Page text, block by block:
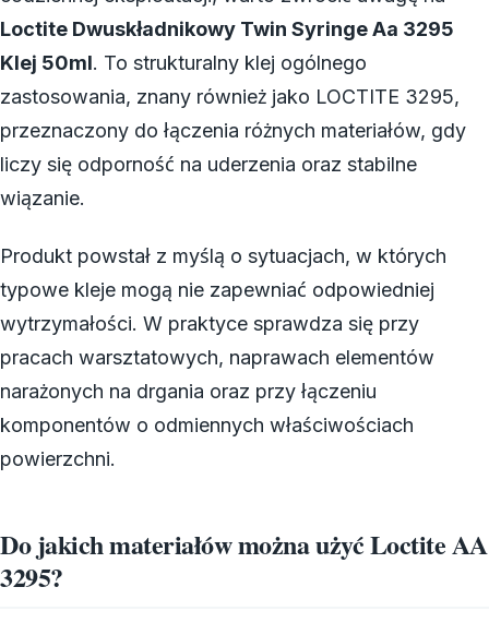
Loctite Dwuskładnikowy Twin Syringe Aa 3295
Klej 50ml. To strukturalny klej ogólnego
zastosowania, znany również jako LOCTITE 3295,
przeznaczony do łączenia różnych materiałów, gdy
liczy się odporność na uderzenia oraz stabilne
wiązanie.
Produkt powstał z myślą o sytuacjach, w których
typowe kleje mogą nie zapewniać odpowiedniej
wytrzymałości. W praktyce sprawdza się przy
pracach warsztatowych, naprawach elementów
narażonych na drgania oraz przy łączeniu
komponentów o odmiennych właściwościach
powierzchni.
Do jakich materiałów można użyć Loctite AA
3295?